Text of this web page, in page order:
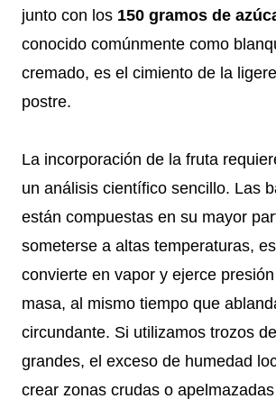
junto con los 150 gramos de
conocido comúnmente como
cremado, es el cimiento de la
postre.
La incorporación de la fruta
un análisis científico sencillo. Las
están compuestas en su mayor
someterse a altas temperaturas,
convierte en vapor y ejerce
masa, al mismo tiempo que
circundante. Si utilizamos trozos
grandes, el exceso de humedad
crear zonas crudas o